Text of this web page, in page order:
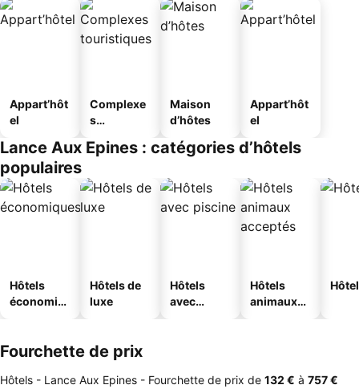
Appart’hôt
el
Complexe
s
s
Maison
d’hôtes
Appart’hôt
el
Lance Aux Epines : catégories d’hôtels
populaires
Hôtels
économiq
Hôtels de
luxe
Hôtels
avec
Hôtels
animaux
Fourchette de prix
Hôtels - Lance Aux Epines - Fourchette de prix de ‎132 € à ‎757 €